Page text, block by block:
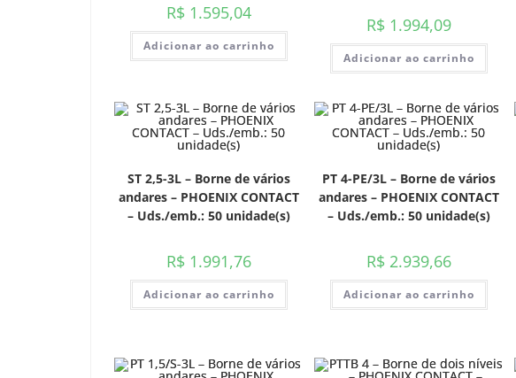
R$ 1.595,04
Adicionar ao carrinho
R$ 1.994,09
Adicionar ao carrinho
ST 2,5-3L – Borne de vários
andares – PHOENIX CONTACT
– Uds./emb.: 50 unidade(s)
R$ 1.991,76
Adicionar ao carrinho
PT 4-PE/3L – Borne de vários
andares – PHOENIX CONTACT
– Uds./emb.: 50 unidade(s)
R$ 2.939,66
Adicionar ao carrinho